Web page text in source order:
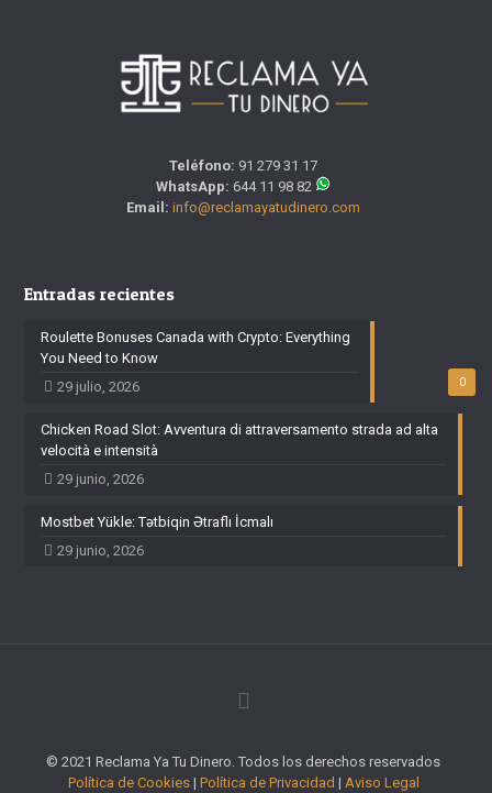
Teléfono: 91 279 31 17
WhatsApp: 644 11 98 82
Email: info@reclamayatudinero.com
Entradas recientes
0
Roulette Bonuses Canada with Crypto: Everything
You Need to Know
29 julio, 2026
Chicken Road Slot: Avventura di attraversamento strada ad alta
velocità e intensità
29 junio, 2026
Mostbet Yükle: Tətbiqin Ətraflı İcmalı
29 junio, 2026
© 2021 Reclama Ya Tu Dinero. Todos los derechos reservados
Política de Cookies| Política de Privacidad | Aviso Legal